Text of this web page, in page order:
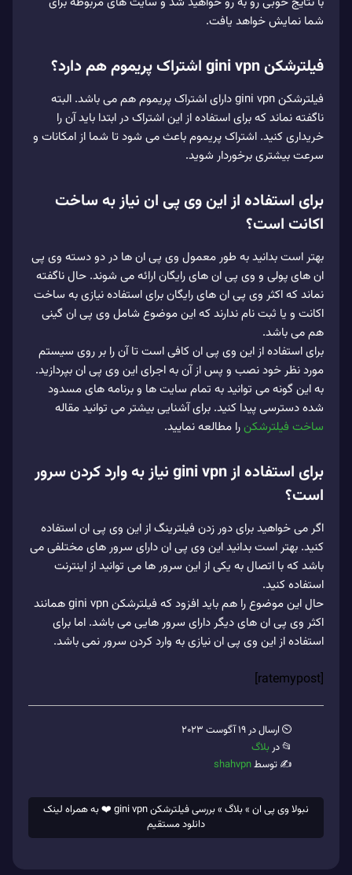
شما نمایش خواهد یافت.
فیلترشکن gini vpn اشتراک پریموم هم دارد؟
فیلترشکن gini vpn دارای اشتراک پریموم هم می‌ باشد. البته
ناگفته نماند که برای استفاده از این اشتراک در ابتدا باید آن را
خریداری کنید. اشتراک پریموم باعث می‌ شود تا شما از امکانات و
سرعت بیشتری برخوردار شوید.
برای استفاده از این وی پی ان نیاز به ساخت
اکانت است؟
بهتر است بدانید به طور معمول وی پی ان‌ ها در دو دسته وی‌ پی‌
ان‌ های پولی و وی‌ پی‌ ان‌ های رایگان ارائه می‌ شوند. حال ناگفته
نماند که اکثر وی‌ پی‌ ان‌ های رایگان برای استفاده نیازی به ساخت
اکانت و یا ثبت نام ندارند که این موضوع شامل وی پی ان گینی
هم می‌ باشد.
برای استفاده از این وی پی ان کافی است تا آن را بر روی سیستم
مورد نظر خود نصب و پس از آن به اجرای این وی پی ان بپردازید.
به این گونه می توانید به تمام سایت‌ ها و برنامه‌ های مسدود
شده دسترسی پیدا کنید. برای آشنایی بیشتر می توانید مقاله
ساخت فیلترشکنرا مطالعه نمایید.
برای استفاده از gini vpn نیاز به وارد کردن سرور
است؟
اگر می خواهید برای دور زدن فیلترینگ از این وی پی ان استفاده
کنید. بهتر است بدانید این وی پی ان دارای سرور های مختلفی می
باشد که با اتصال به یکی از این سرور ها می توانید از اینترنت
استفاده کنید.
حال این موضوع را هم باید افزود که فیلترشکن gini vpn همانند
اکثر وی پی ان های دیگر دارای سرور هایی می باشد. اما برای
استفاده از این وی پی ان نیازی به وارد کردن سرور نمی باشد.
[ratemypost]
⏲ ارسال در 19 آگوست 2023
📂 در بلاگ
✍️ توسطshahvpn
نبولا وی پی ان »بلاگ »
بررسی فیلترشکن gini vpn ❤️ به همراه لینک
دانلود مستقیم